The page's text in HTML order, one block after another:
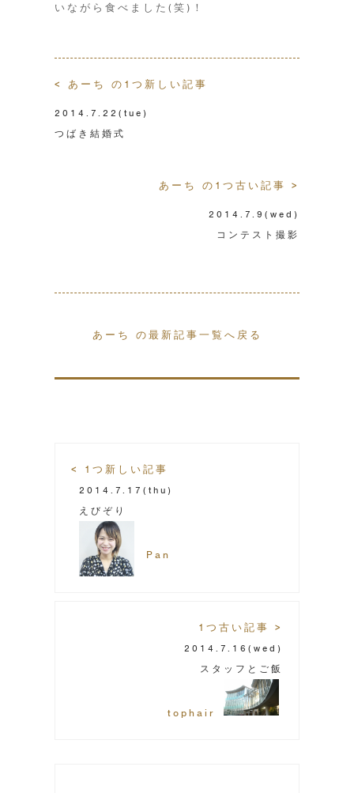
いながら食べました(笑)！
< あーち の1つ新しい記事
2014.7.22 (tue)
つばき結婚式
あーち の1つ古い記事 >
2014.7.9 (wed)
コンテスト撮影
あーち の最新記事一覧へ戻る
< 1つ新しい記事
2014.7.17 (thu)
えびぞり
Pan
1つ古い記事 >
2014.7.16 (wed)
スタッフとご飯
tophair